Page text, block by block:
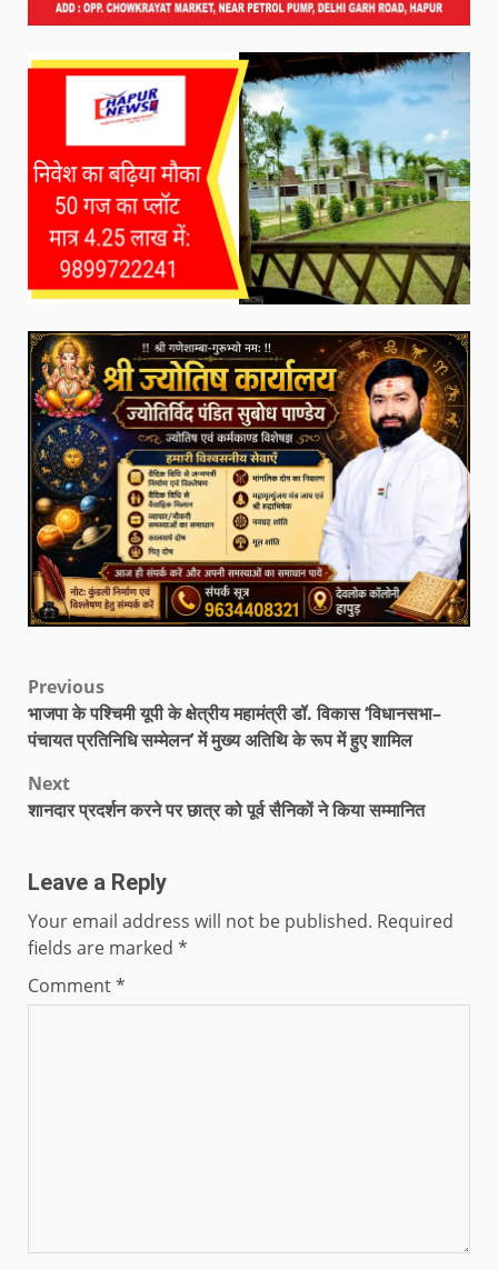
Previous
भाजपा के पश्चिमी यूपी के क्षेत्रीय महामंत्री डॉ. विकास ‘विधानसभा–
पंचायत प्रतिनिधि सम्मेलन’ में मुख्य अतिथि के रूप में हुए शामिल
Next
शानदार प्रदर्शन करने पर छात्र को पूर्व सैनिकों ने किया सम्मानित
Leave a Reply
Your email address will not be published. Required
fields are marked *
Comment*